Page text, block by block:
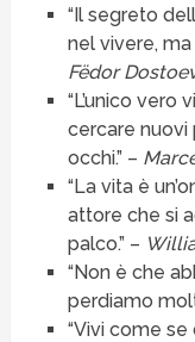
“Il segreto
nel vivere, ma
Fëdor
“L’unico
cercare nuovi
occhi.” –
“La vita è
attore che si
palco.” –
“Non è che
perdiamo
“Vivi come